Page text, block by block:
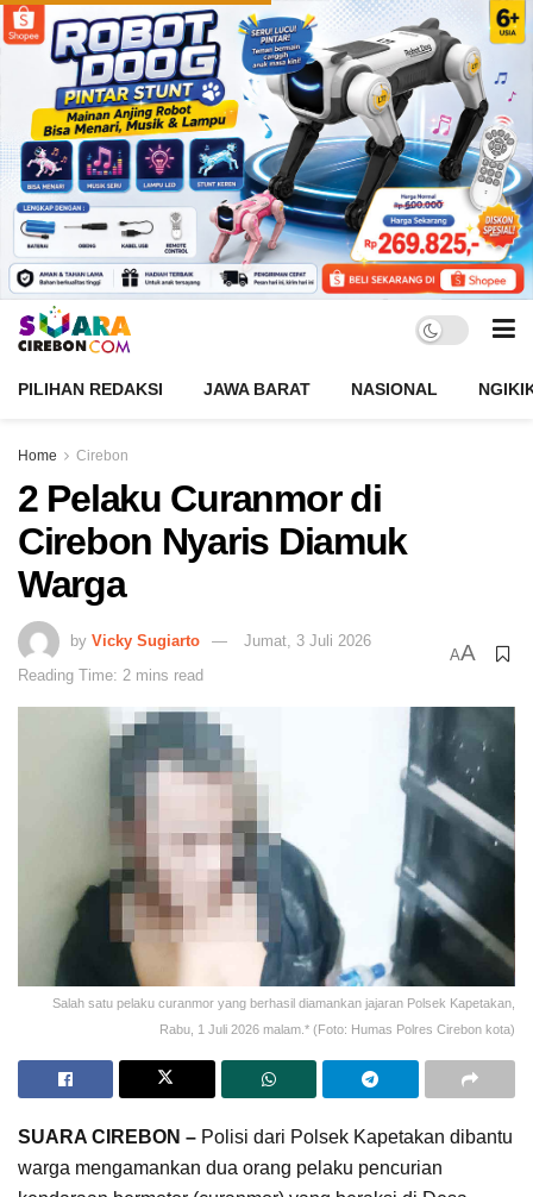
PILIHAN REDAKSI JAWA BARAT NASIONAL
Home Cirebon
2 Pelaku Curanmor di
Cirebon Nyaris Diamuk
Warga
by Vicky Sugiarto
Jumat, 3 Juli 2026
Reading Time: 2 mins read
AA
Salah satu pelaku curanmor yang berhasil diamankan jajaran Polsek Kapetakan,
Rabu, 1 Juli 2026 malam.* (Foto: Humas Polres Cirebon kota)
SUARA CIREBON – Polisi dari Polsek Kapetakan dibantu
warga mengamankan dua orang pelaku pencurian